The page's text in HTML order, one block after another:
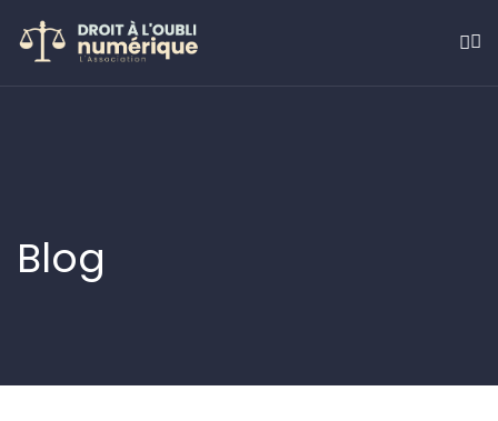
Blog